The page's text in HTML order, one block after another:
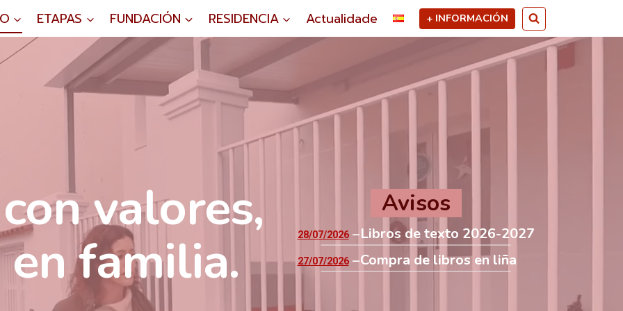
ETAPAS FUNDACIÓN RESIDENCIA Actualidade + INFORMACIÓN
valores,
familia.
Avisos
28/07/2026 Libros de texto 2026-2027
27/07/2026 Compra de libros en liña